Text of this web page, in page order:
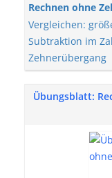
Rechnen ohne
Vergleichen:
Subtraktion im
Zehnerübergang
Übungsblatt: